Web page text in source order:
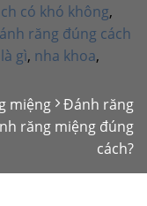
có khó không,
răng đúng cách
gì, nha khoa,
miệng
Đánh răng
răng miệng đúng
cách?